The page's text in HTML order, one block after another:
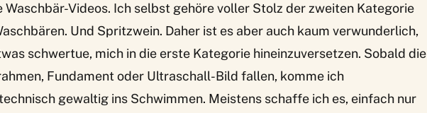
Waschbär-Videos. Ich selbst gehöre voller Stolz der zweiten Kategorie
Und Spritzwein. Daher ist es aber auch kaum verwunderlich,
schwertue, mich in die erste Kategorie hineinzuversetzen. Sobald die
Fundament oder Ultraschall-Bild fallen, komme ich
gewaltig ins Schwimmen. Meistens schaffe ich es, einfach nur